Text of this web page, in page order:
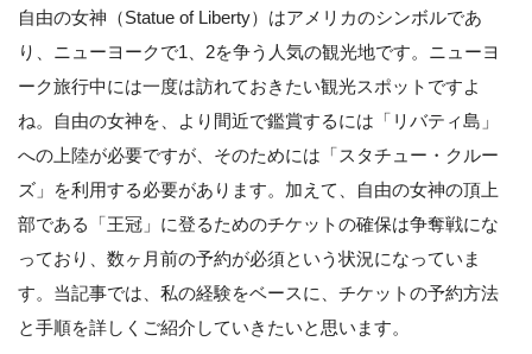
自由の女神（Statue of Liberty）はアメリカのシンボルであ
り、ニューヨークで1、2を争う人気の観光地です。ニューヨ
ーク旅行中には一度は訪れておきたい観光スポットですよ
ね。自由の女神を、より間近で鑑賞するには「リバティ島」
への上陸が必要ですが、そのためには「スタチュー・クルー
ズ」を利用する必要があります。加えて、自由の女神の頂上
部である「王冠」に登るためのチケットの確保は争奪戦にな
っており、数ヶ月前の予約が必須という状況になっていま
す。当記事では、私の経験をベースに、チケットの予約方法
と手順を詳しくご紹介していきたいと思います。